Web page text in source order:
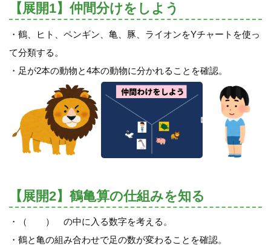
【展開1】仲間分けをしよう
・鶴、ヒト、ペンギン、亀、豚、ライオンをYチャートを使っ
て分類する。
・足が2本の動物と4本の動物に分かれることを確認。
【展開2】鶴亀算の仕組みを知る
・（ ） の中に入る数字を考える。
・鶴と亀の組み合わせで足の数が変わることを確認。